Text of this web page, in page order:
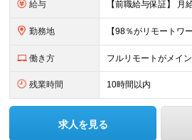
給与
勤務地
働き方 フルリモートがメイン
残業時間 10時間以内
求人を見る